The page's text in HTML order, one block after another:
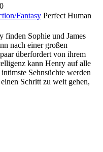
Fantasy Perfect Human
finden Sophie und James
nach einer großen
überfordert von ihrem
kann Henry auf alle
Sehnsüchte werden
Schritt zu weit gehen,